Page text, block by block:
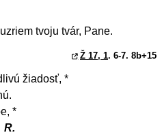
tvoju tvár, Pane.
Ž 17, 1. 6-7. 8b+15
žiadosť, *
*
R.